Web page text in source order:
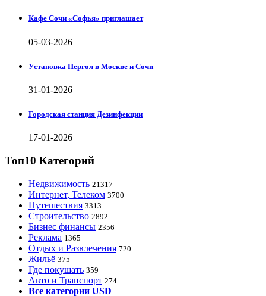
Кафе Сочи «Софья» приглашает
05-03-2026
Установка Пергол в Москве и Сочи
31-01-2026
Городская станция Дезинфекции
17-01-2026
Топ10 Категорий
Недвижимость 21317
Интернет, Телеком 3700
Путешествия 3313
Строительство 2892
Бизнес финансы 2356
Реклама 1365
Отдых и Развлечения 720
Жильё 375
Где покушать 359
Авто и Транспорт 274
Все категории USD